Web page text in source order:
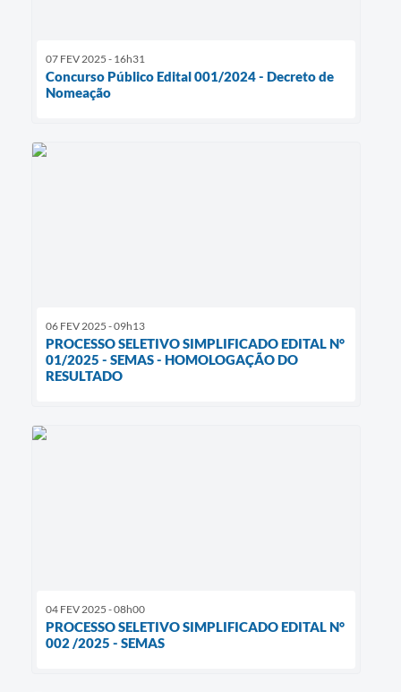
07 FEV 2025 - 16h31
Concurso Público Edital 001/2024 - Decreto de
Nomeação
06 FEV 2025 - 09h13
PROCESSO SELETIVO SIMPLIFICADO EDITAL N°
01/2025 - SEMAS - HOMOLOGAÇÃO DO
RESULTADO
04 FEV 2025 - 08h00
PROCESSO SELETIVO SIMPLIFICADO EDITAL N°
002 /2025 - SEMAS